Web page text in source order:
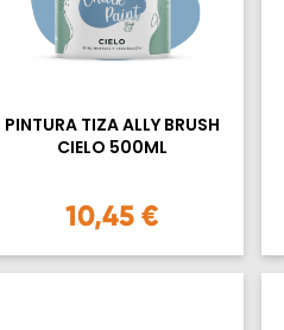
PINTURA TIZA ALLY BRUSH
CIELO 500ML
10,45 €